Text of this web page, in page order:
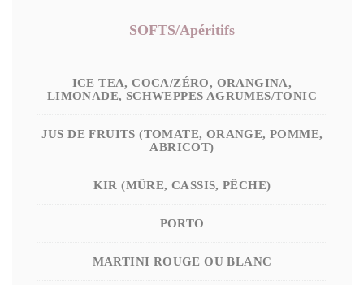
SOFTS/Apéritifs
ICE TEA, COCA/ZÉRO, ORANGINA,
LIMONADE, SCHWEPPES AGRUMES/TONIC
JUS DE FRUITS (TOMATE, ORANGE, POMME,
ABRICOT)
KIR (MÛRE, CASSIS, PÊCHE)
PORTO
MARTINI ROUGE OU BLANC